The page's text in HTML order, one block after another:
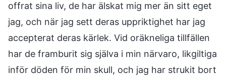
offrat sina liv, de har älskat mig mer än sitt eget
jag, och när jag sett deras uppriktighet har jag
accepterat deras kärlek. Vid oräkneliga tillfällen
har de framburit sig själva i min närvaro, likgiltiga
inför döden för min skull, och jag har strukit bort